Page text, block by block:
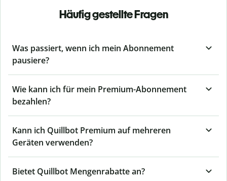
Häufig gestellte Fragen
Was passiert, wenn ich mein Abonnement
pausiere?
Wie kann ich für mein Premium-Abonnement
bezahlen?
Kann ich Quillbot Premium auf mehreren
Geräten verwenden?
Bietet Quillbot Mengenrabatte an?